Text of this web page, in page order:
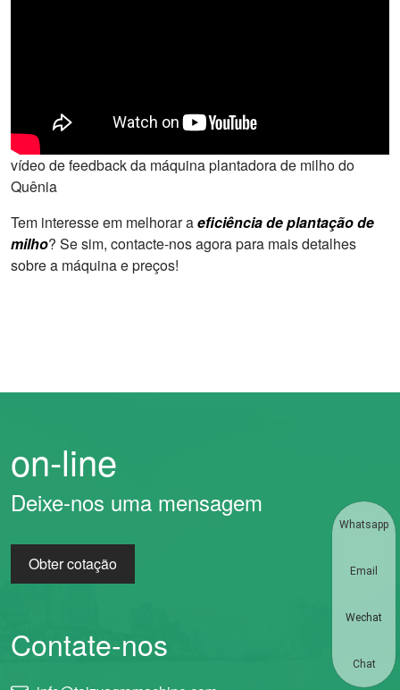
vídeo de feedback da máquina plantadora de milho do
Quênia
Tem interesse em melhorar aeficiência de plantação de
milho? Se sim, contacte-nos agora para mais detalhes
sobre a máquina e preços!
on-line
Deixe-nos uma mensagem
Obter cotação
Contate-nos
Whatsapp
Email
Wechat
Chat